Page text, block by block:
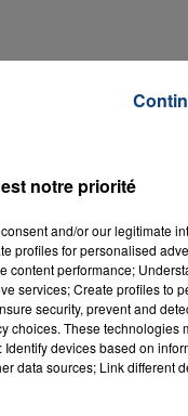
son véhicule, et il
non plus n'ont
et Dunkerque a
notre priorité
and/or our legitimate
profiles for personalised
performance;
services; Create profiles to
security, prevent and
choices. These technologies
devices based on
data sources; Link different